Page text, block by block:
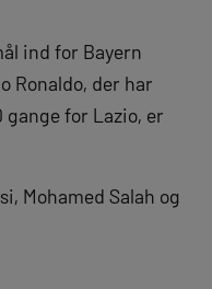
ind for Bayern
Ronaldo, der har
for Lazio, er
Mohamed Salah og